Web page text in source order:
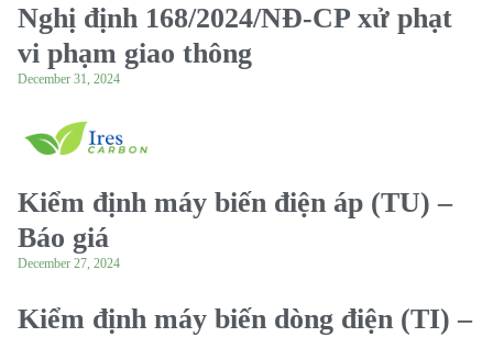
Nghị định 168/2024/NĐ-CP xử phạt
vi phạm giao thông
December 31, 2024
Kiểm định máy biến điện áp (TU) –
Báo giá
December 27, 2024
Kiểm định máy biến dòng điện (TI) –